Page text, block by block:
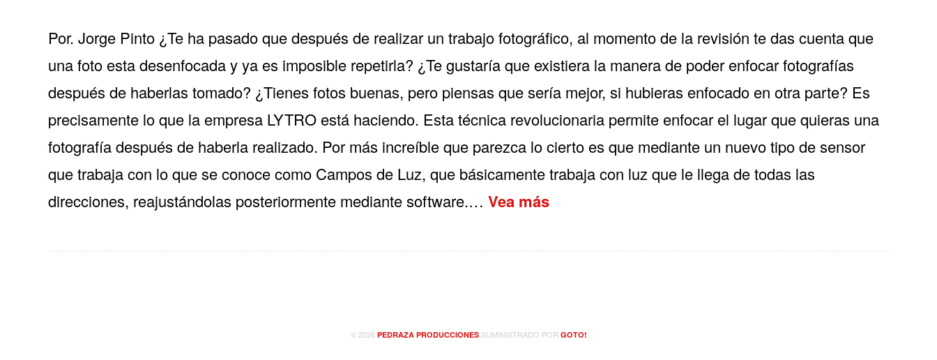
Por. Jorge Pinto ¿Te ha pasado que después de realizar un trabajo fotográfico, al momento de la revisión te das cuenta que
una foto esta desenfocada y ya es imposible repetirla? ¿Te gustaría que existiera la manera de poder enfocar fotografías
después de haberlas tomado? ¿Tienes fotos buenas, pero piensas que sería mejor, si hubieras enfocado en otra parte? Es
precisamente lo que la empresa LYTRO está haciendo. Esta técnica revolucionaria permite enfocar el lugar que quieras una
fotografía después de haberla realizado. Por más increíble que parezca lo cierto es que mediante un nuevo tipo de sensor
que trabaja con lo que se conoce como Campos de Luz, que básicamente trabaja con luz que le llega de todas las
direcciones, reajustándolas posteriormente mediante software.… Vea más
© 2026 PEDRAZA PRODUCCIONESSUMINISTRADO POR GOTO!